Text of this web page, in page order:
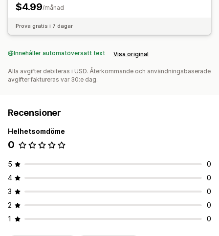
$4.99/månad
Prova gratis i 7 dagar
Innehåller automatöversatt text Visa original
Alla avgifter debiteras i USD. Återkommande och användningsbaserade
avgifter faktureras var 30:e dag.
Recensioner
Helhetsomdöme
0
5
0
4
0
3
0
2
0
1
0